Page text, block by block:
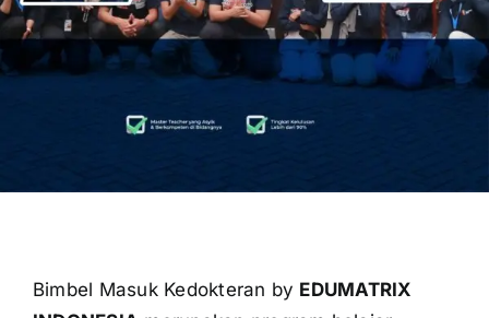
OUR PROGRAM
CONTACT US
Bimbel Masuk Kedokteran by EDUMATRIX